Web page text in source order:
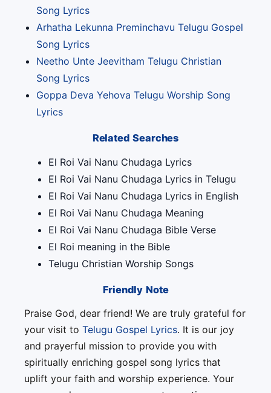
Song Lyrics
Arhatha Lekunna Preminchavu Telugu Gospel
Song Lyrics
Neetho Unte Jeevitham Telugu Christian
Song Lyrics
Goppa Deva Yehova Telugu Worship Song
Lyrics
Related Searches
El Roi Vai Nanu Chudaga Lyrics
El Roi Vai Nanu Chudaga Lyrics in Telugu
El Roi Vai Nanu Chudaga Lyrics in English
El Roi Vai Nanu Chudaga Meaning
El Roi Vai Nanu Chudaga Bible Verse
El Roi meaning in the Bible
Telugu Christian Worship Songs
Friendly Note
Praise God, dear friend! We are truly grateful for
your visit to Telugu Gospel Lyrics. It is our joy
and prayerful mission to provide you with
spiritually enriching gospel song lyrics that
uplift your faith and worship experience. Your